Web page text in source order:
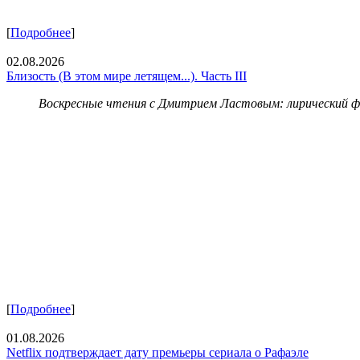
[Подробнее]
02.08.2026
Близость (В этом мире летящем...). Часть III
Воскресные чтения с Дмитрием Ластовым: лирический
[Подробнее]
01.08.2026
Netflix подтверждает дату премьеры сериала о Рафаэле